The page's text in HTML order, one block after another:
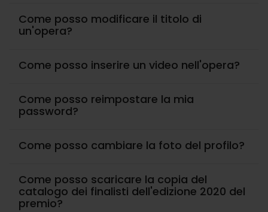
Come posso modificare il titolo di
un'opera?
Come posso inserire un video nell'opera?
Come posso reimpostare la mia
password?
Come posso cambiare la foto del profilo?
Come posso scaricare la copia del
catalogo dei finalisti dell'edizione 2020 del
premio?